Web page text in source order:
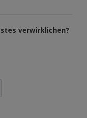
verwirklichen?